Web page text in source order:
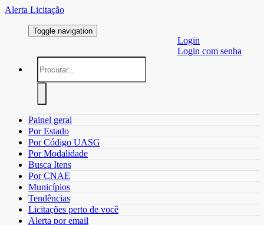
Alerta Licitação
Toggle navigation
Login
Login com senha
Painel geral
Por Estado
Por Código UASG
Por Modalidade
Busca Itens
Por CNAE
Municípios
Tendências
Licitações perto de você
Alerta por email